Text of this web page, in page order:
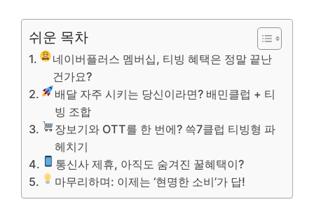
쉬운 목차
네이버플러스 멤버십, 티빙 혜택은 정말 끝난
건가요?
배달 자주 시키는 당신이라면? 배민클럽 + 티
빙 조합
장보기와 OTT를 한 번에? 쓱7클럽 티빙형 파
헤치기
통신사 제휴, 아직도 숨겨진 꿀혜택이?
마무리하며: 이제는 ‘현명한 소비’가 답!